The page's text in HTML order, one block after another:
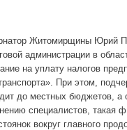
Житомирщины Юрий
администрации в
на уплату налогов
При этом,
до местных бюджетов, а
специалистов, такая
вокруг главного